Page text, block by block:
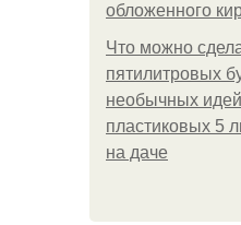
обложенного
Что можно
пятилитровых
необычных
пластиковых 5
на даче